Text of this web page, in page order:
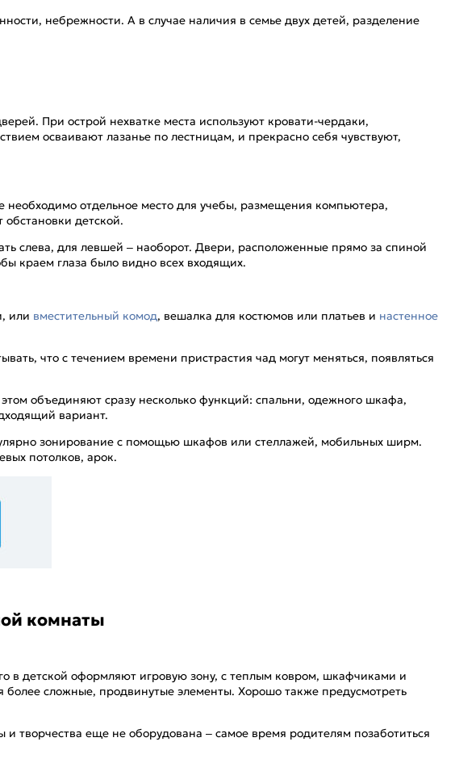
небрежности. А в случае наличия в семье двух детей, разделение
При острой нехватке места используют кровати-чердаки,
осваивают лазанье по лестницам, и прекрасно себя чувствуют,
необходимо отдельное место для учебы, размещения компьютера,
детской.
слева, для левшей – наоборот. Двери, расположенные прямо за спиной
краем глаза было видно всех входящих.
или вместительный комод, вешалка для костюмов или платьев и настенное
что с течением времени пристрастия чад могут меняться, появляться
объединяют сразу несколько функций: спальни, одежного шкафа,
вариант.
зонирование с помощью шкафов или стеллажей, мобильных ширм.
потолков, арок.
комнаты
в детской оформляют игровую зону, с теплым ковром, шкафчиками и
сложные, продвинутые элементы. Хорошо также предусмотреть
творчества еще не оборудована – самое время родителям позаботиться